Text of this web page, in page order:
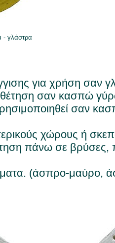
- γλάστρα
για χρήση σαν
σαν κασπώ
σαν
χώρους ή
πάνω σε βρύσες,
(άσπρο-μαύρο,